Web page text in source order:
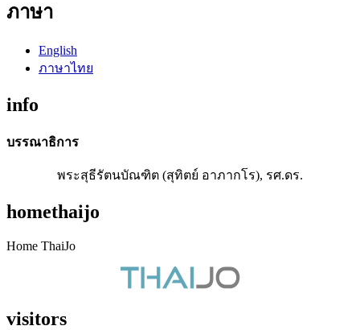
ภาษา
English
ภาษาไทย
info
บรรณาธิการ
พระสุธีรัตนบัณฑิต (สุทิตย์ อาภากโร), รศ.ดร.
homethaijo
Home ThaiJo
visitors